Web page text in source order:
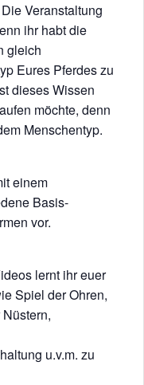
Veranstaltung
ihr habt die
gleich
Eures Pferdes zu
dieses Wissen
möchte, denn
Menschentyp.
einem
Basis-
vor.
lernt ihr euer
Spiel der Ohren,
u.v.m. zu